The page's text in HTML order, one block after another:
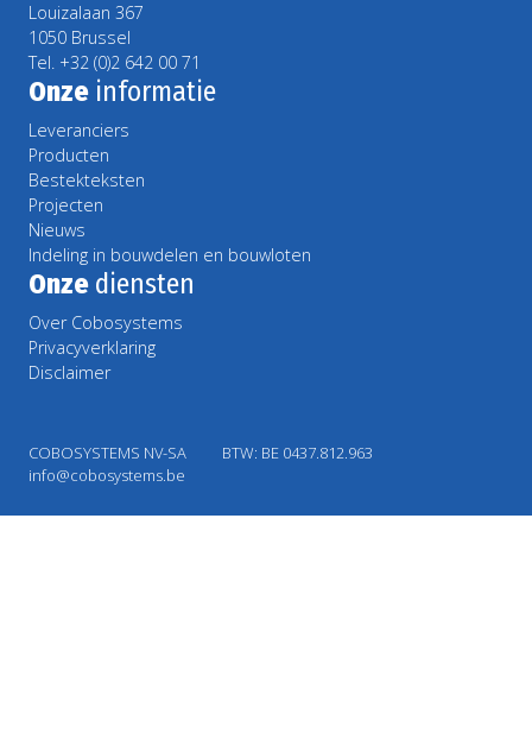
Louizalaan 367
1050 Brussel
Tel. +32 (0)2 642 00 71
Onze informatie
Leveranciers
Producten
Bestekteksten
Projecten
Nieuws
Indeling in bouwdelen en bouwloten
Onze diensten
Over Cobosystems
Privacyverklaring
Disclaimer
COBOSYSTEMS NV-SA
BTW: BE 0437.812.963
info@cobosystems.be